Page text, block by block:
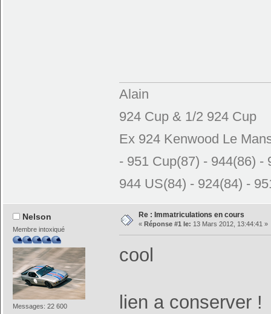
Alain
924 Cup & 1/2 924 Cup
Ex 924 Kenwood Le
- 951 Cup(87) - 944(86) -
944 US(84) - 924(84) -
Nelson
Membre intoxiqué
Messages: 22 600
Re : Immatriculations en cours
« Réponse #1 le: 13 Mars 2012, 13:44:41 »
cool
lien a conserver !